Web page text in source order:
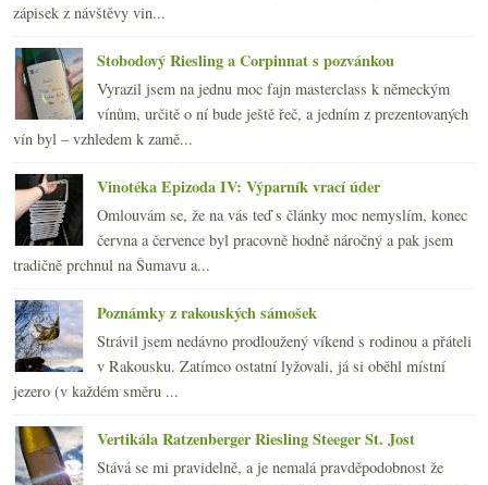
zápisek z návštěvy vin...
Stobodový Riesling a Corpinnat s pozvánkou
Vyrazil jsem na jednu moc fajn masterclass k německým
vínům, určitě o ní bude ještě řeč, a jedním z prezentovaných
vín byl – vzhledem k zamě...
Vinotéka Epizoda IV: Výparník vrací úder
Omlouvám se, že na vás teď s články moc nemyslím, konec
června a července byl pracovně hodně náročný a pak jsem
tradičně prchnul na Šumavu a...
Poznámky z rakouských sámošek
Strávil jsem nedávno prodloužený víkend s rodinou a přáteli
v Rakousku. Zatímco ostatní lyžovali, já si oběhl místní
jezero (v každém směru ...
Vertikála Ratzenberger Riesling Steeger St. Jost
Stává se mi pravidelně, a je nemalá pravděpodobnost že